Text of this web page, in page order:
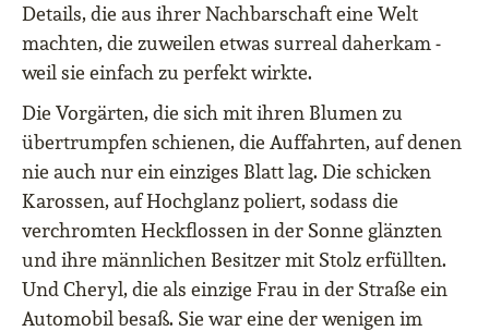
Details, die aus ihrer Nachbarschaft eine Welt
machten, die zuweilen etwas surreal daherkam ‒
weil sie einfach zu perfekt wirkte.
Die Vorgärten, die sich mit ihren Blumen zu
übertrumpfen schienen, die Auffahrten, auf denen
nie auch nur ein einziges Blatt lag. Die schicken
Karossen, auf Hochglanz poliert, sodass die
verchromten Heckflossen in der Sonne glänzten
und ihre männlichen Besitzer mit Stolz erfüllten.
Und Cheryl, die als einzige Frau in der Straße ein
Automobil besaß. Sie war eine der wenigen im